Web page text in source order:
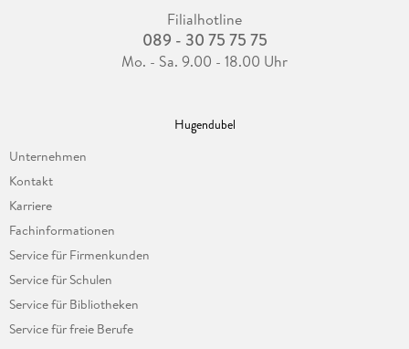
Filialhotline
089 - 30 75 75 75
Mo. - Sa. 9.00 - 18.00 Uhr
Hugendubel
Unternehmen
Kontakt
Karriere
Fachinformationen
Service für Firmenkunden
Service für Schulen
Service für Bibliotheken
Service für freie Berufe